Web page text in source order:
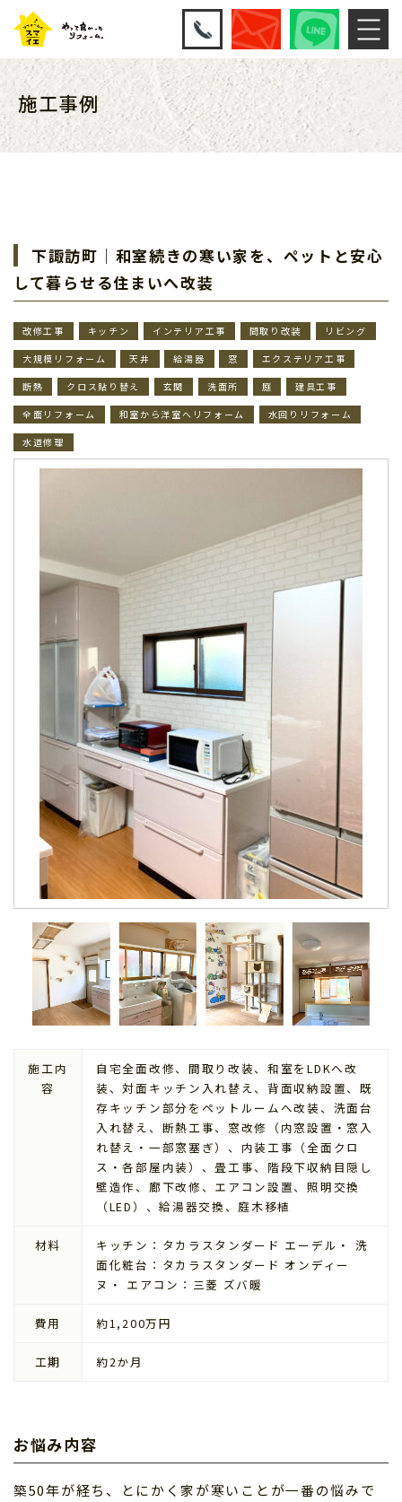
施工事例
下諏訪町｜和室続きの寒い家を、ペットと安心
して暮らせる住まいへ改装
改修工事 キッチン インテリア工事 間取り改装 リビング
大規模リフォーム 天井 給湯器 窓 エクステリア工事
断熱 クロス貼り替え 玄関 洗面所 庭 建具工事
全面リフォーム 和室から洋室へリフォーム 水回りリフォーム
水道修理
施工内
容
自宅全面改修、間取り改装、和室をLDKへ改
装、対面キッチン入れ替え、背面収納設置、既
存キッチン部分をペットルームへ改装、洗面台
入れ替え、断熱工事、窓改修（内窓設置・窓入
れ替え・一部窓塞ぎ）、内装工事（全面クロ
ス・各部屋内装）、畳工事、階段下収納目隠し
壁造作、廊下改修、エアコン設置、照明交換
（LED）、給湯器交換、庭木移植
材料
キッチン：タカラスタンダード エーデル・ 洗
面化粧台：タカラスタンダード オンディー
ヌ・ エアコン：三菱 ズバ暖
費用 約1,200万円
工期 約2か月
お悩み内容
築50年が経ち、とにかく家が寒いことが一番の悩みで